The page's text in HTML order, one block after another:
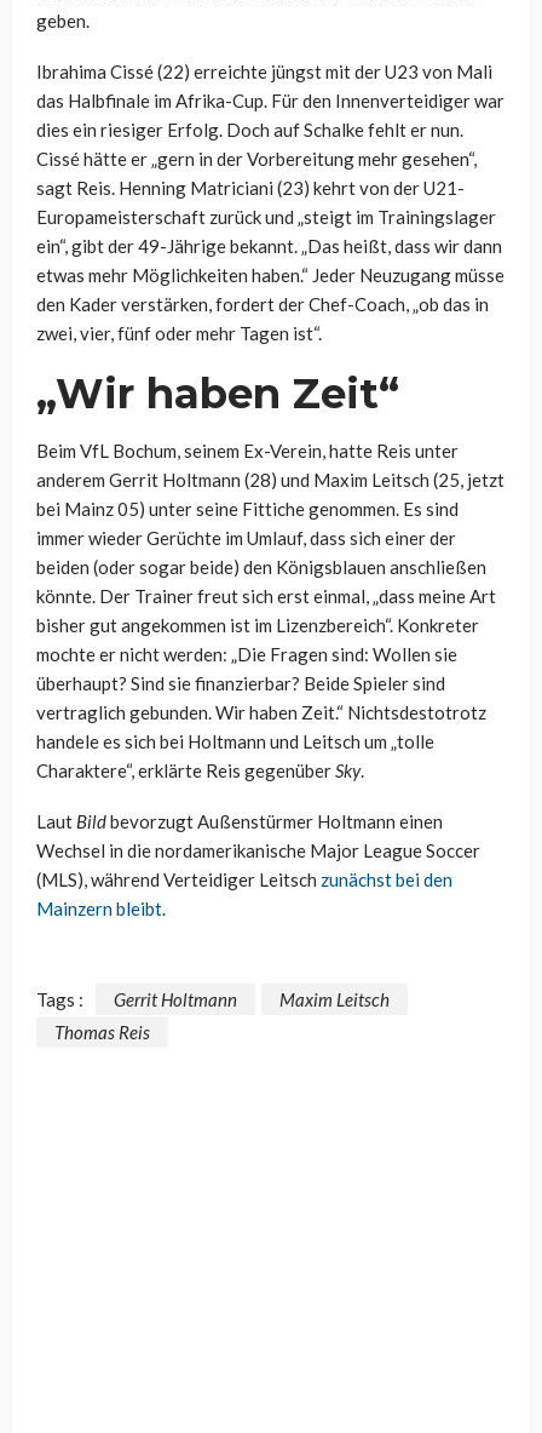
geben.
Ibrahima Cissé (22) erreichte jüngst mit der U23 von Mali
das Halbfinale im Afrika-Cup. Für den Innenverteidiger war
dies ein riesiger Erfolg. Doch auf Schalke fehlt er nun.
Cissé hätte er „gern in der Vorbereitung mehr gesehen“,
sagt Reis. Henning Matriciani (23) kehrt von der U21-
Europameisterschaft zurück und „steigt im Trainingslager
ein“, gibt der 49-Jährige bekannt. „Das heißt, dass wir dann
etwas mehr Möglichkeiten haben.“ Jeder Neuzugang müsse
den Kader verstärken, fordert der Chef-Coach, „ob das in
zwei, vier, fünf oder mehr Tagen ist“.
„Wir haben Zeit“
Beim VfL Bochum, seinem Ex-Verein, hatte Reis unter
anderem Gerrit Holtmann (28) und Maxim Leitsch (25, jetzt
bei Mainz 05) unter seine Fittiche genommen. Es sind
immer wieder Gerüchte im Umlauf, dass sich einer der
beiden (oder sogar beide) den Königsblauen anschließen
könnte. Der Trainer freut sich erst einmal, „dass meine Art
bisher gut angekommen ist im Lizenzbereich“. Konkreter
mochte er nicht werden: „Die Fragen sind: Wollen sie
überhaupt? Sind sie finanzierbar? Beide Spieler sind
vertraglich gebunden. Wir haben Zeit.“ Nichtsdestotrotz
handele es sich bei Holtmann und Leitsch um „tolle
Charaktere“, erklärte Reis gegenüberSky.
Laut Bildbevorzugt Außenstürmer Holtmann einen
Wechsel in die nordamerikanische Major League Soccer
(MLS), während Verteidiger Leitsch zunächst bei den
Mainzern bleibt.
Tags : Gerrit Holtmann
Maxim Leitsch
Thomas Reis